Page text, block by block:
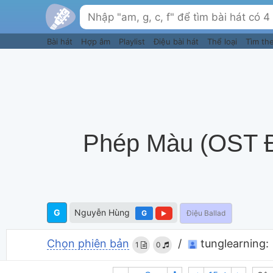
Bài hát Hợp âm Playlist Điệu bài hát Thể loại Tìm
Phép Màu
G Nguyễn Hùng G Điệu Ballad
Chọn phiên bản 1 0 / tunglearning: